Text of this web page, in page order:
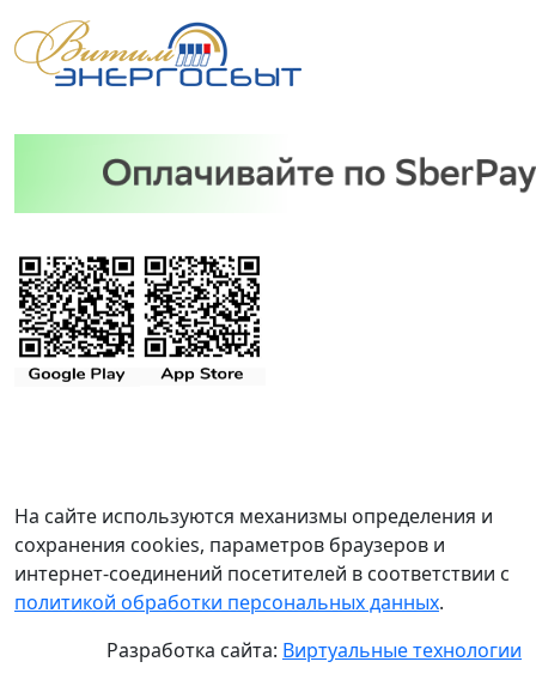
На сайте используются механизмы определения и
сохранения cookies, параметров браузеров и
интернет-соединений посетителей в соответствии с
политикой обработки персональных данных.
Разработка сайта: Виртуальные технологии